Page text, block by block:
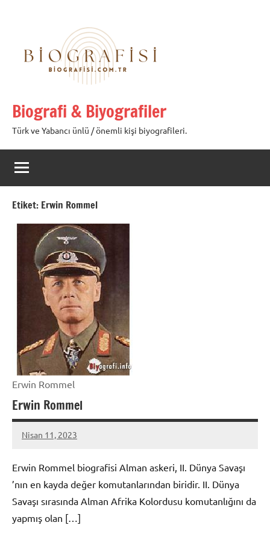
Biografi & Biyografiler
Türk ve Yabancı ünlü / önemli kişi biyografileri.
Etiket: Erwin Rommel
Erwin Rommel
Erwin Rommel
Nisan 11, 2023
admin
Erwin Rommel biografisi Alman askeri, II. Dünya Savaşı
’nın en kayda değer komutanlarından biridir. II. Dünya
Savaşı sırasında Alman Afrika Kolordusu komutanlığını da
yapmış olan […]